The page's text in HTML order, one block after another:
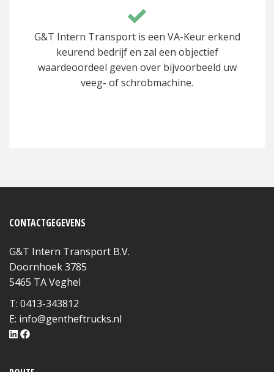
G&T Intern Transport is een VA-Keur erkend
keurend bedrijf en zal een objectief
waardeoordeel geven over bijvoorbeeld uw
veeg- of schrobmachine.
CONTACTGEGEVENS
G&T Intern Transport B.V.
Doornhoek 3785
5465 TA Veghel
T: 0413-343812
E: info@gentheftrucks.nl